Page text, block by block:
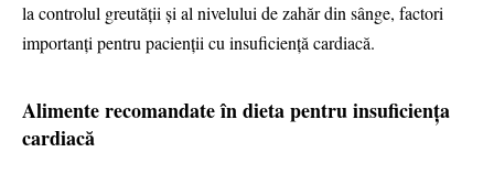
la controlul greutății și al nivelului de zahăr din sânge, factori
importanți pentru pacienții cu insuficiență cardiacă.
Alimente recomandate în dieta pentru insuficiența
cardiacă